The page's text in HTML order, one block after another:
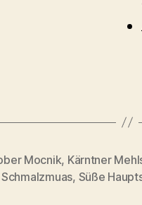
Mocnik, Kärntner
, Süße